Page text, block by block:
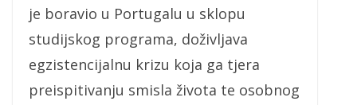
je boravio u Portugalu u sklopu
studijskog programa, doživljava
egzistencijalnu krizu koja ga tjera
preispitivanju smisla života te osobnog